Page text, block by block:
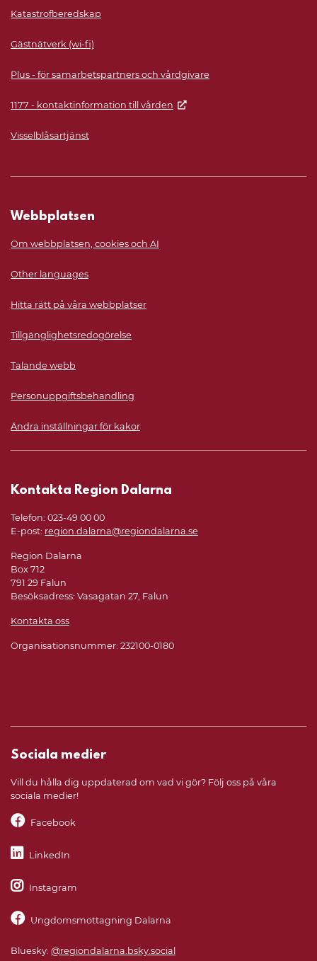
Katastrofberedskap
Gästnätverk (wi-fi)
Plus - för samarbetspartners och vårdgivare
1177 - kontaktinformation till vården
Visselblåsartjänst
Webbplatsen
Om webbplatsen, cookies och AI
Other languages
Hitta rätt på våra webbplatser
Tillgänglighetsredogörelse
Talande webb
Personuppgiftsbehandling
Ändra inställningar för kakor
Kontakta Region Dalarna
Telefon: 023-49 00 00
E-post: region.dalarna@regiondalarna.se
Region Dalarna
Box 712
791 29 Falun
Besöksadress: Vasagatan 27, Falun
Kontakta oss
Organisationsnummer: 232100-0180
Sociala medier
Vill du hålla dig uppdaterad om vad vi gör? Följ oss på våra
sociala medier!
Facebook
LinkedIn
Instagram
Ungdomsmottagning Dalarna
Bluesky: @regiondalarna.bsky.social